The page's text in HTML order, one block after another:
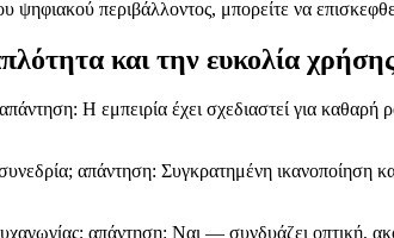
ψηφιακού περιβάλλοντος, μπορείτε να
και την ευκολία
Η εμπειρία έχει σχεδιαστεί για καθαρή
απάντηση: Συγκρατημένη ικανοποίηση
απάντηση: Ναι — συνδυάζει οπτική,